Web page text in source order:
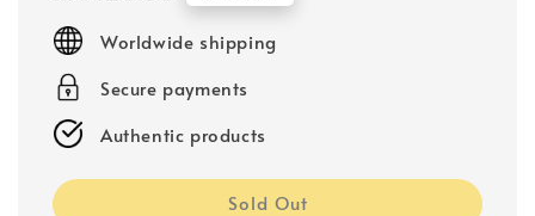
price
Worldwide shipping
Secure payments
Authentic products
Sold Out